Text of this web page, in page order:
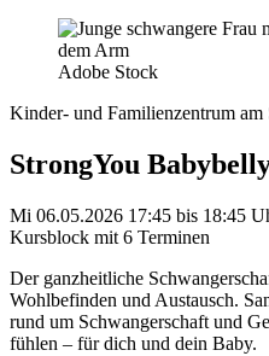
Adobe Stock
Kinder- und Familienzentrum am
StrongYou
Mi 06.05.2026 17:45 bis 18:45
Kursblock mit 6 Terminen
Der ganzheitliche
Wohlbefinden und Austausch.
rund um Schwangerschaft und
fühlen – für dich und dein Baby.